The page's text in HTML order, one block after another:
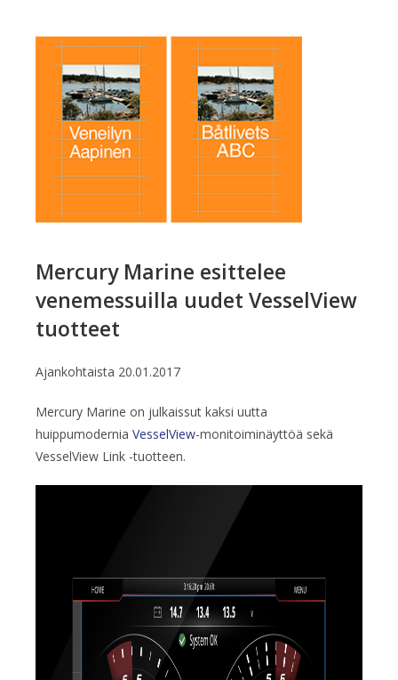
Mercury Marine esittelee
venemessuilla uudet VesselView
tuotteet
Ajankohtaista 20.01.2017
Mercury Marine on julkaissut kaksi uutta
huippumodernia VesselView-monitoiminäyttöä sekä
VesselView Link -tuotteen.